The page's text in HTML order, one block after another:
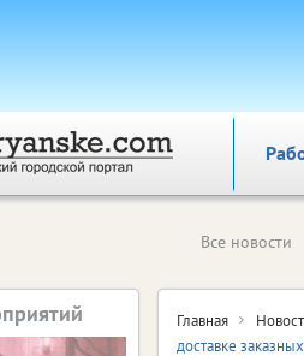
Все новости
Главная
доставке